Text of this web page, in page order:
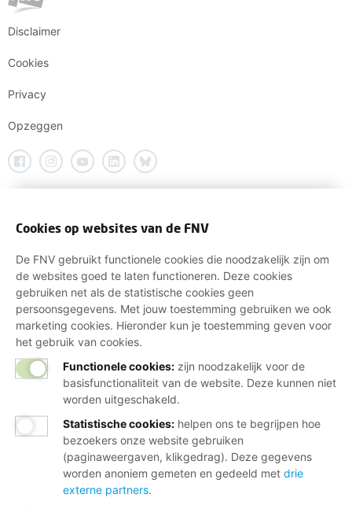
Disclaimer
Cookies
Privacy
Opzeggen
Cookies op websites van de FNV
De FNV gebruikt functionele cookies die noodzakelijk zijn om
de websites goed te laten functioneren. Deze cookies
gebruiken net als de statistische cookies geen
persoonsgegevens. Met jouw toestemming gebruiken we ook
marketing cookies. Hieronder kun je toestemming geven voor
het gebruik van cookies.
Functionele cookies: zijn noodzakelijk voor de
basisfunctionaliteit van de website. Deze kunnen niet
worden uitgeschakeld.
Statistische cookies: helpen ons te begrijpen hoe
bezoekers onze website gebruiken
(paginaweergaven, klikgedrag). Deze gegevens
worden anoniem gemeten en gedeeld met drie
externe partners.